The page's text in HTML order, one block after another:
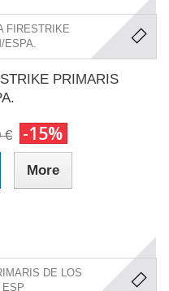
PRIMARIS
€ -15%
More